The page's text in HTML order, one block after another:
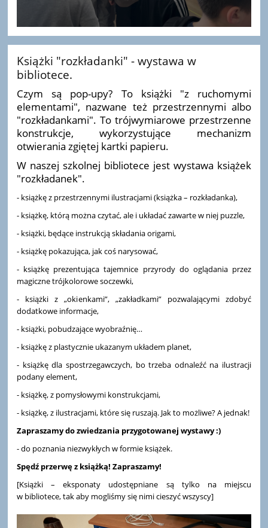
Książki "rozkładanki" - wystawa w
bibliotece.
Czym są pop-upy? To książki "z ruchomymi
elementami", nazwane też przestrzennymi albo
"rozkładankami". To trójwymiarowe przestrzenne
konstrukcje, wykorzystujące mechanizm
otwierania zgiętej kartki papieru.
W naszej szkolnej bibliotece jest wystawa książek
"rozkładanek".
- książkę z przestrzennymi ilustracjami (książka – rozkładanka),
- książkę, którą można czytać, ale i układać zawarte w niej puzzle,
- książki, będące instrukcją składania origami,
- książkę pokazująca, jak coś narysować,
- książkę prezentująca tajemnice przyrody do oglądania przez
magiczne trójkolorowe soczewki,
- książki z „okienkami”, „zakładkami” pozwalającymi zdobyć
dodatkowe informacje,
- książki, pobudzające wyobraźnię…
- książkę z plastycznie ukazanym układem planet,
- książkę dla spostrzegawczych, bo trzeba odnaleźć na ilustracji
podany element,
- książkę, z pomysłowymi konstrukcjami,
- książkę, z ilustracjami, które się ruszają. Jak to możliwe? A jednak!
Zapraszamy do zwiedzania przygotowanej wystawy :)
- do poznania niezwykłych w formie książek.
Spędź przerwę z książką! Zapraszamy!
[Książki – eksponaty udostępniane są tylko na miejscu
w bibliotece, tak aby mogliśmy się nimi cieszyć wszyscy]